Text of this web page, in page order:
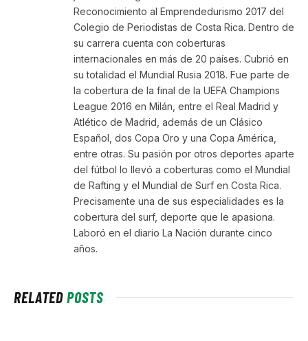
Reconocimiento al Emprendedurismo 2017 del
Colegio de Periodistas de Costa Rica. Dentro de
su carrera cuenta con coberturas
internacionales en más de 20 países. Cubrió en
su totalidad el Mundial Rusia 2018. Fue parte de
la cobertura de la final de la UEFA Champions
League 2016 en Milán, entre el Real Madrid y
Atlético de Madrid, además de un Clásico
Español, dos Copa Oro y una Copa América,
entre otras. Su pasión por otros deportes aparte
del fútbol lo llevó a coberturas como el Mundial
de Rafting y el Mundial de Surf en Costa Rica.
Precisamente una de sus especialidades es la
cobertura del surf, deporte que le apasiona.
Laboró en el diario La Nación durante cinco
años.
RELATEDPOSTS